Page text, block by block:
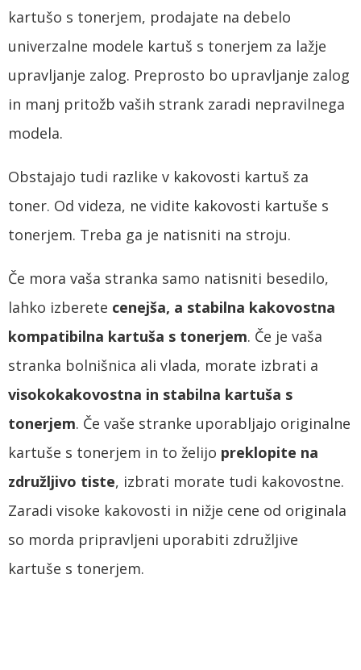
kartušo s tonerjem, prodajate na debelo
univerzalne modele kartuš s tonerjem za lažje
upravljanje zalog. Preprosto bo upravljanje zalog
in manj pritožb vaših strank zaradi nepravilnega
modela.
Obstajajo tudi razlike v kakovosti kartuš za
toner. Od videza, ne vidite kakovosti kartuše s
tonerjem. Treba ga je natisniti na stroju.
Če mora vaša stranka samo natisniti besedilo,
lahko izberete cenejša, a stabilna kakovostna
kompatibilna kartuša s tonerjem. Če je vaša
stranka bolnišnica ali vlada, morate izbrati a
visokokakovostna in stabilna kartuša s
tonerjem. Če vaše stranke uporabljajo originalne
kartuše s tonerjem in to želijo preklopite na
združljivo tiste, izbrati morate tudi kakovostne.
Zaradi visoke kakovosti in nižje cene od originala
so morda pripravljeni uporabiti združljive
kartuše s tonerjem.